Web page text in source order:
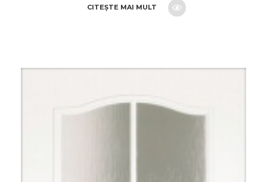
CITEȘTE MAI MULT